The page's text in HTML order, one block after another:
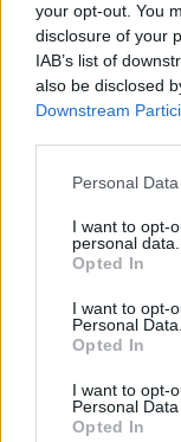
your opt-out. You
disclosure of your
IAB’s list of
also be disclosed
Downstream
Please note that
not limited to your
grant or deny
use your data for
consent section.
Personal
I want to opt-
personal data.
Opted In
I want to opt-
Personal Data.
Opted In
I want to opt-
Personal
Opted In
υπήρξε καμία